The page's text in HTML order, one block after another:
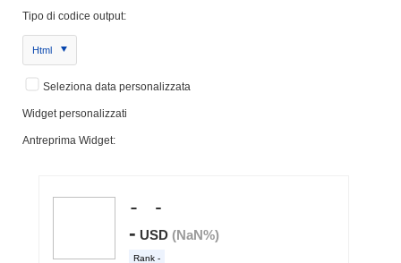
Tipo di codice output:
Html
Seleziona data personalizzata
Widget personalizzati
Antreprima Widget: